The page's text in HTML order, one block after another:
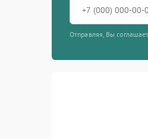
Отправляя, Вы